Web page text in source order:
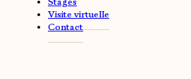
Visite virtuelle
Contact